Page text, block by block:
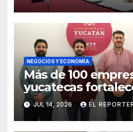
NEGOCIOS Y ECONOMÍA
Más de 100
yucatecas
crecimiento con
financiamiento y
financieras
JUL 14, 2026 EL